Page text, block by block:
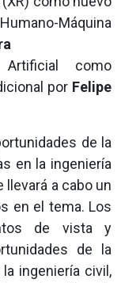
Máquina
como
por Felipe
de la
en la ingeniería
llevará a cabo un
en el tema. Los
de vista y
de la
ingeniería civil,